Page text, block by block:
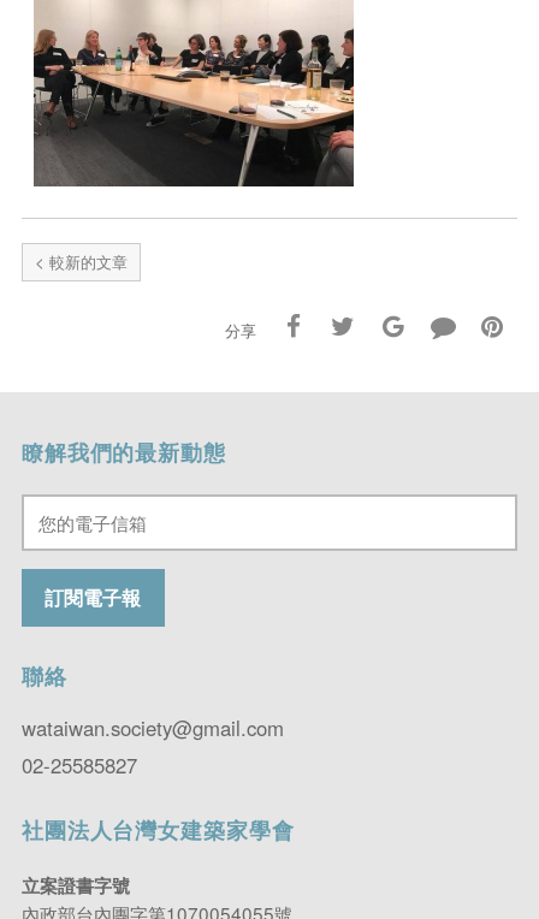
< 較新的文章
分享
瞭解我們的最新動態
聯絡
wataiwan.society@gmail.com
02-25585827
社團法人台灣女建築家學會
立案證書字號
內政部台內團字第1070054055號